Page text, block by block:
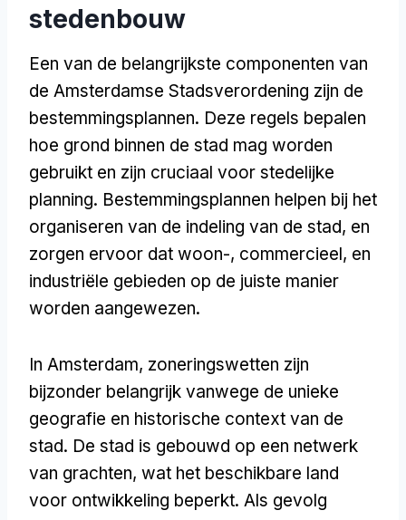
stedenbouw
Een van de belangrijkste componenten van
de Amsterdamse Stadsverordening zijn de
bestemmingsplannen. Deze regels bepalen
hoe grond binnen de stad mag worden
gebruikt en zijn cruciaal voor stedelijke
planning. Bestemmingsplannen helpen bij het
organiseren van de indeling van de stad, en
zorgen ervoor dat woon-, commercieel, en
industriële gebieden op de juiste manier
worden aangewezen.
In Amsterdam, zoneringswetten zijn
bijzonder belangrijk vanwege de unieke
geografie en historische context van de
stad. De stad is gebouwd op een netwerk
van grachten, wat het beschikbare land
voor ontwikkeling beperkt. Als gevolg